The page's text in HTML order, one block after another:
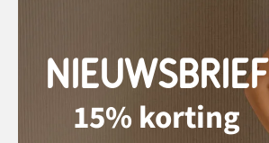
NIEUWSBRIEF
15% korting